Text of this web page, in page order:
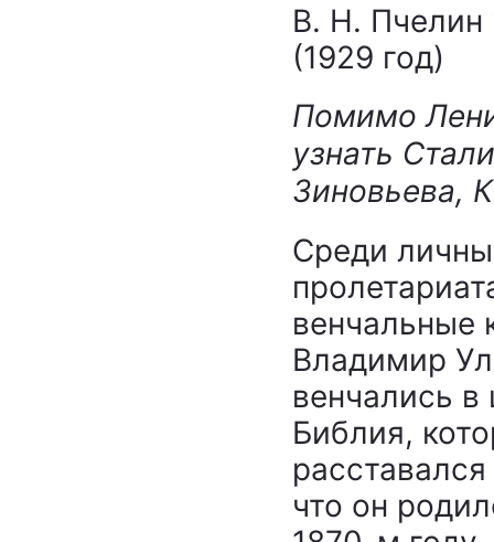
В. Н. Пчелин
(1929 год)
Помимо
узнать
Зиновьева,
Среди
венчальные
Владимир
венчались
Библия,
что он